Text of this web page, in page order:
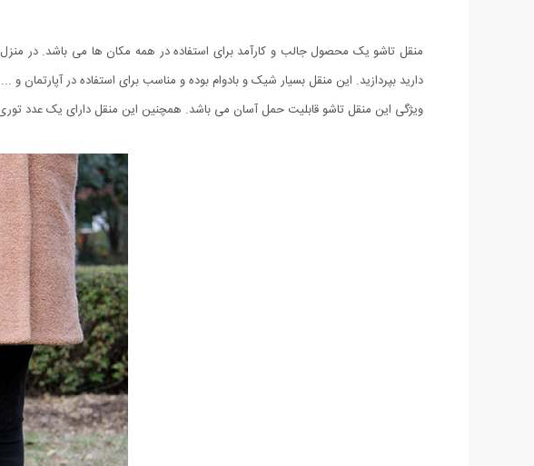
منقل تاشو یک محصول جالب و کارآمد برای استفاده در همه مکان ها می باشد. در
دارید بپردازید. این منقل بسیار شیک و بادوام بوده و مناسب برای استفاده در آپارتمان و
ویژگی این منقل تاشو قابلیت حمل آسان می باشد. همچنین این منقل دارای یک عدد